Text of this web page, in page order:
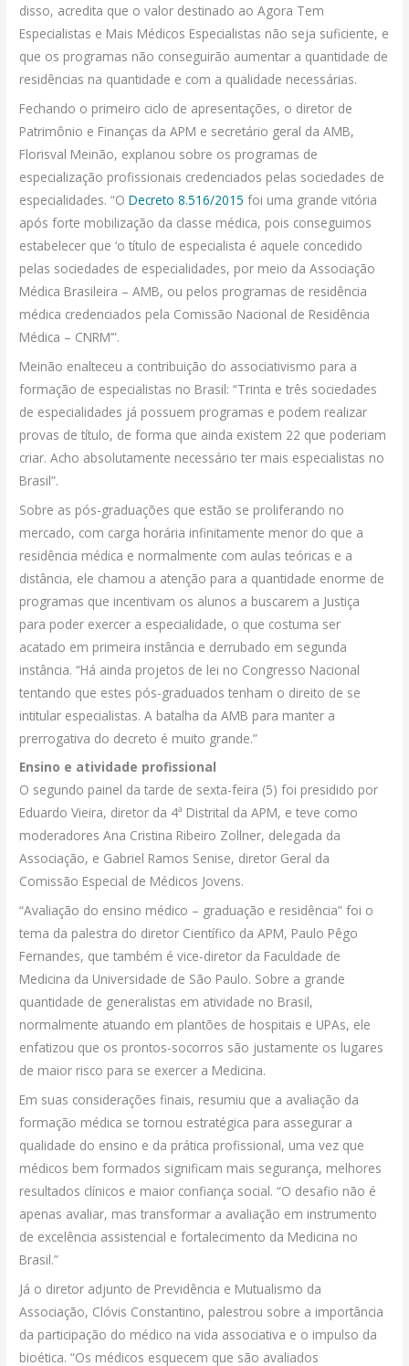
disso, acredita que o valor destinado ao Agora Tem
Especialistas e Mais Médicos Especialistas não seja suficiente, e
que os programas não conseguirão aumentar a quantidade de
residências na quantidade e com a qualidade necessárias.
Fechando o primeiro ciclo de apresentações, o diretor de
Patrimônio e Finanças da APM e secretário geral da AMB,
Florisval Meinão, explanou sobre os programas de
especialização profissionais credenciados pelas sociedades de
especialidades. “ODecreto 8.516/2015 foi uma grande vitória
após forte mobilização da classe médica, pois conseguimos
estabelecer que ‘o título de especialista é aquele concedido
pelas sociedades de especialidades, por meio da Associação
Médica Brasileira – AMB, ou pelos programas de residência
médica credenciados pela Comissão Nacional de Residência
Médica – CNRM’”.
Meinão enalteceu a contribuição do associativismo para a
formação de especialistas no Brasil: “Trinta e três sociedades
de especialidades já possuem programas e podem realizar
provas de título, de forma que ainda existem 22 que poderiam
criar. Acho absolutamente necessário ter mais especialistas no
Brasil”.
Sobre as pós-graduações que estão se proliferando no
mercado, com carga horária infinitamente menor do que a
residência médica e normalmente com aulas teóricas e a
distância, ele chamou a atenção para a quantidade enorme de
programas que incentivam os alunos a buscarem a Justiça
para poder exercer a especialidade, o que costuma ser
acatado em primeira instância e derrubado em segunda
instância. “Há ainda projetos de lei no Congresso Nacional
tentando que estes pós-graduados tenham o direito de se
intitular especialistas. A batalha da AMB para manter a
prerrogativa do decreto é muito grande.”
Ensino e atividade profissional
O segundo painel da tarde de sexta-feira (5) foi presidido por
Eduardo Vieira, diretor da 4ª Distrital da APM, e teve como
moderadores Ana Cristina Ribeiro Zollner, delegada da
Associação, e Gabriel Ramos Senise, diretor Geral da
Comissão Especial de Médicos Jovens.
“Avaliação do ensino médico – graduação e residência” foi o
tema da palestra do diretor Científico da APM, Paulo Pêgo
Fernandes, que também é vice-diretor da Faculdade de
Medicina da Universidade de São Paulo. Sobre a grande
quantidade de generalistas em atividade no Brasil,
normalmente atuando em plantões de hospitais e UPAs, ele
enfatizou que os prontos-socorros são justamente os lugares
de maior risco para se exercer a Medicina.
Em suas considerações finais, resumiu que a avaliação da
formação médica se tornou estratégica para assegurar a
qualidade do ensino e da prática profissional, uma vez que
médicos bem formados significam mais segurança, melhores
resultados clínicos e maior confiança social. “O desafio não é
apenas avaliar, mas transformar a avaliação em instrumento
de excelência assistencial e fortalecimento da Medicina no
Brasil.”
Já o diretor adjunto de Previdência e Mutualismo da
Associação, Clóvis Constantino, palestrou sobre a importância
da participação do médico na vida associativa e o impulso da
bioética. “Os médicos esquecem que são avaliados